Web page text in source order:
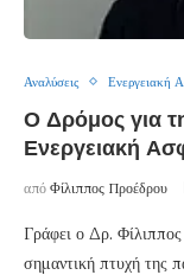
Αναλύσεις Ενεργειακή
Ο Δρόμος για
Ενεργειακή
από Φίλιππος Προέδρου
Γράφει ο Δρ.
σημαντική πτυχή της